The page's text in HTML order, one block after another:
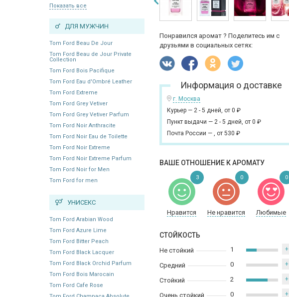
Показать все
ДЛЯ МУЖЧИН
Tom Ford Beau De Jour
Tom Ford Beau de Jour Private
Collection
Tom Ford Bois Pacifique
Tom Ford Eau d'Ombré Leather
Tom Ford Extreme
Tom Ford Grey Vetiver
Tom Ford Grey Vetiver Parfum
Tom Ford Noir Anthracite
Tom Ford Noir Eau de Toilette
Tom Ford Noir Extreme
Tom Ford Noir Extreme Parfum
Tom Ford Noir for Men
Tom Ford for men
УНИСЕКС
Tom Ford Arabian Wood
Tom Ford Azure Lime
Tom Ford Bitter Peach
Tom Ford Black Lacquer
Tom Ford Black Orchid Parfum
Tom Ford Bois Marocain
Tom Ford Cafe Rose
Понравился аромат ? Поделитесь им с
друзьями в социальных сетях:
Информация о доставке
г. Москва
Курьер — 2 - 5 дней, от 0 ₽
Пункт выдачи — 2 - 5 дней, от 0 ₽
Почта России — , от 530 ₽
ВАШЕ ОТНОШЕНИЕ К АРОМАТУ
Нравится Не нравится Любимые
3 0 0
СТОЙКОСТЬ
Не стойкий
Средний
Стойкий
Очень стойкий
1 +
0 +
2 +
0 +